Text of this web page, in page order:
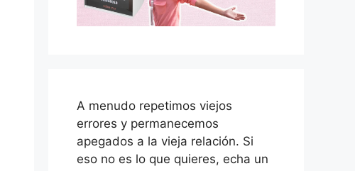
A menudo repetimos viejos
errores y permanecemos
apegados a la vieja relación. Si
eso no es lo que quieres, echa un